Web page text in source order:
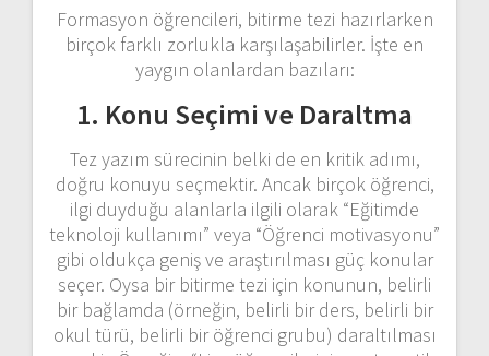
Formasyon öğrencileri, bitirme tezi hazırlarken
birçok farklı zorlukla karşılaşabilirler. İşte en
yaygın olanlardan bazıları:
1. Konu Seçimi ve Daraltma
Tez yazım sürecinin belki de en kritik adımı,
doğru konuyu seçmektir. Ancak birçok öğrenci,
ilgi duyduğu alanlarla ilgili olarak “Eğitimde
teknoloji kullanımı” veya “Öğrenci motivasyonu”
gibi oldukça geniş ve araştırılması güç konular
seçer. Oysa bir bitirme tezi için konunun, belirli
bir bağlamda (örneğin, belirli bir ders, belirli bir
okul türü, belirli bir öğrenci grubu) daraltılması